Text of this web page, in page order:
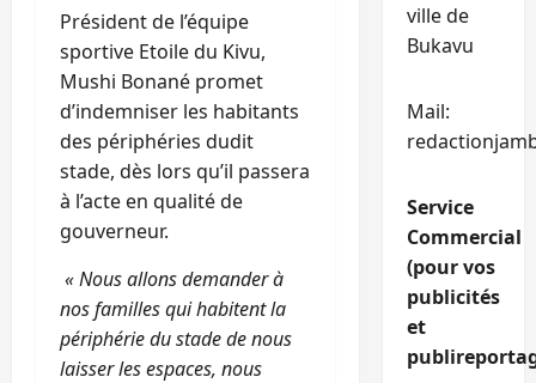
Président de l’équipe
sportive Etoile du Kivu,
Mushi Bonané promet
d’indemniser les habitants
des périphéries dudit
stade, dès lors qu’il passera
à l’acte en qualité de
gouverneur.
« Nous allons demander à
nos familles qui habitent la
périphérie du stade de nous
laisser les espaces, nous
ville de
Bukavu
Mail:
Service
Commercial
(pour vos
publicités
et